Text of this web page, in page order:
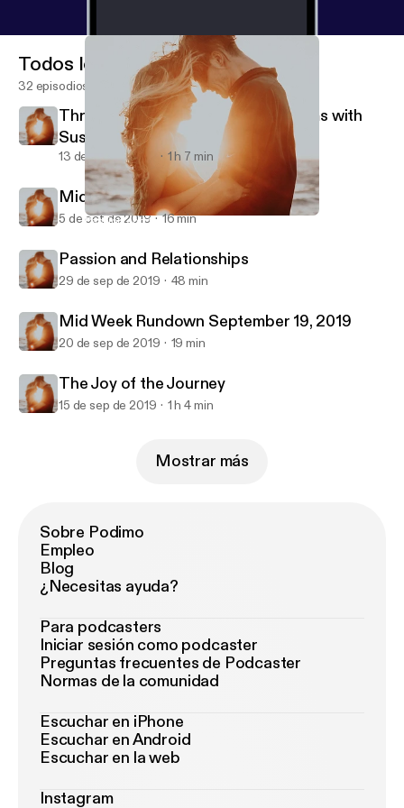
Passion and Relationships
Todos los episodios
32 episodios
Threesomes, Intercourse, & Orgasms with
Susan Bratton
13 de oct de 2019 1 h 7 min
Midweek Rundown Oct 4, 2019
5 de oct de 2019 16 min
Passion and Relationships
29 de sep de 2019 48 min
Mid Week Rundown September 19, 2019
20 de sep de 2019 19 min
The Joy of the Journey
15 de sep de 2019 1 h 4 min
Mostrar más
Sobre Podimo
Empleo
Blog
¿Necesitas ayuda?
Para podcasters
Iniciar sesión como podcaster
Preguntas frecuentes de Podcaster
Normas de la comunidad
Escuchar en iPhone
Escuchar en Android
Escuchar en la web
Instagram